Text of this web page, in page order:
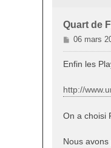
Quart de
M
e
s
g
06 mars
Enfin les
http://
On a choisi
Nous